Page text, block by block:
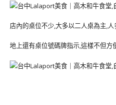
店內的桌位不少,大多以二人桌為主,
地上還有桌位號碼牌指示,這樣不但方